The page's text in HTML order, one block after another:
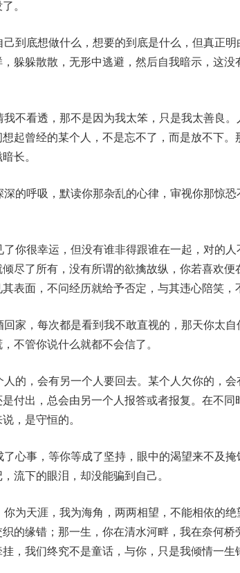
。
己到底想做什么，想要的到底是什么，但真正
，躲躲散散，无形中逃避，然后自我暗示，这
我不看透，那不是因为我太笨，只是我太善良
起曾经的某个人，不是忘不了，而是放不下
长。
深的呼吸，默读你那杂乱的心律，审视你那惊
了你很幸运，但没有谁非得跟谁在一起，对的
尽了所有，没有所谓的欲擒故纵，你若喜欢
表面，不问经历就给予否定，与其违心陪笑，
回家，每次都是看到我不敢直视的，那天你太
不管你说什么就都不会信了。
的，会有另一个人要回去。某个人欠你的，
付出，总会由另一个人报答或者报复。在不
，是守恒的。
心事，等你等成了坚持，眼中的渴望来不及
流下的眼泪，却没能骗到自己。
为天涯，我为海角，两两相望，不能相依的
的缘错；那一生，你在清水河畔，我在奈何
，我们终究不是童话，与你，只是我倾情一生